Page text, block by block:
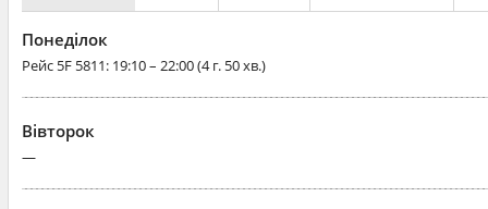
Понеділок
Рейс 5F 5811: 19:10 – 22:00 (4 г. 50 хв.)
Вівторок
—